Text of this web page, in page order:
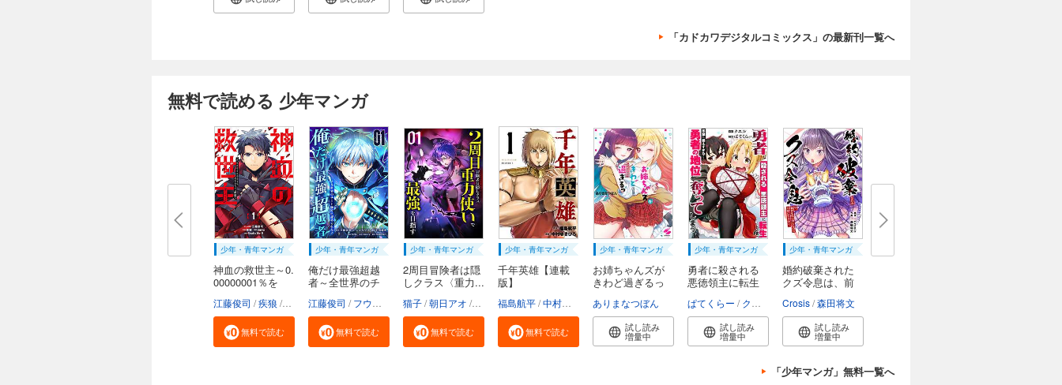
「カドカワデジタルコミックス」の最新刊一覧へ
無料で読める 少年マンガ
少年・青年マンガ
神血の救世主～0.
00000001％を
江藤俊司 疾狼 3rd Ie Studio No.9
無料で読む
少年・青年マンガ
俺だけ最強超越
者～全世界のチ
江藤俊司 フウワイ 土田健太 3rd Ie maruco Studio No.9
無料で読む
少年・青年マンガ
2周目冒険者は隠
しクラス〈重力...
猫子 朝日アオ HykeComic Whomor（朝日アオ 宇津イチカ） Straight Edge
無料で読む
少年・青年マンガ
千年英雄【連載
版】
福島航平 中村ゆきひろ
無料で読む
少年・青年マンガ
お姉ちゃんズが
きわど過ぎるっ
ありまなつぼん
試し読み
増量中
少年・青年マンガ
勇者に殺される
悪徳領主に転生
ぱてくらー クエル
試し読み
増量中
少年・青年マンガ
婚約破棄された
クズ令息は、前
Crosis 森田将文
試し読み
増量中
「少年マンガ」無料一覧へ